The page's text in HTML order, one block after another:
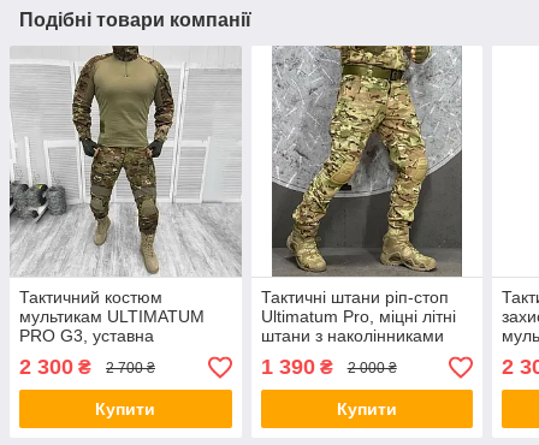
Подібні товари компанії
Тактичний костюм
мультикам ULTIMATUM
PRO G3, уставна
армійська форма
мультикам ЗСУ
2 300 ₴ 2 700 ₴
Купити
Тактичні штани ріп-стоп
Ultimatum Pro, міцні літні
штани з наколінниками
мультикам, форменні
штани з наколінниками
1 390₴ 2 000 ₴
Купити
2